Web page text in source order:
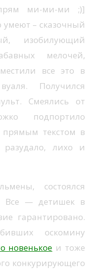
ми-ми-ми ;)]
умеют – сказочный
изобилующий
мелочей,
все это в
Получился
Смеялись от
подпортило
прямым текстом в
лихо и
состоялся
Все — детишек в
гарантировано.
оскомину
новенькое и тоже
конкурирующего